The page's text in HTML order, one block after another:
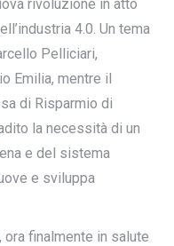
rivoluzione in atto
4.0. Un tema
Pelliciari,
Emilia, mentre il
di Risparmio di
la necessità di un
e del sistema
e sviluppa
ora finalmente in salute